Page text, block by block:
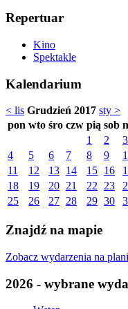
Repertuar
Kino
Spektakle
Kalendarium
< lis Grudzień 2017 sty >
pon wto śro czw pią sob
1
2
3
4
5 6 7 8 9
11
12 13 14 15 16
18
19 20 21 22 23
25
26 27 28 29 30
Znajdź na mapie
Zobacz wydarzenia na
2026 - wybrane